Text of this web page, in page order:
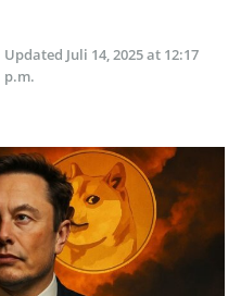
Updated Juli 14, 2025 at 12:17
p.m.